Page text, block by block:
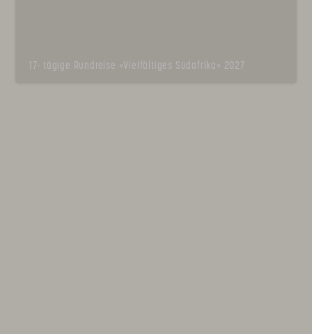
17- tägige Rundreise «Vielfältiges Südafrika» 2027